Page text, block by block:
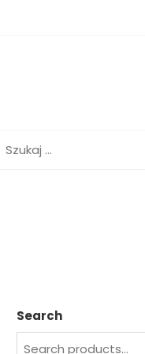
Search